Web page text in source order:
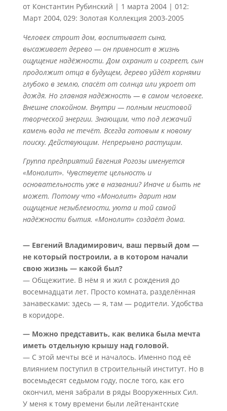
от Константин Рубинский | 1 марта 2004| 012:
Март 2004, 029: Золотая Коллекция 2003-2005
Человек строит дом, воспитывает сына,
высаживает дерево — он привносит в жизнь
ощущение надёжности. Дом охранит и согреет, сын
продолжит отца в будущем, дерево уйдёт корнями
глубоко в землю, спасёт от солнца или укроет от
дождя. Но главная надёжность — в самом человеке.
Внешне спокойном. Внутри — полным неистовой
творческой энергии. Знающим, что под лежачий
камень вода не течёт. Всегда готовым к новому
поиску. Действующим. Непрерывно растущим.
Группа предприятий Евгения Рогозы именуется
«Монолит». Чувствуете цельность и
основательность уже в названии? Иначе и быть не
может. Потому что «Монолит» дарит нам
ощущение незыблемости, уюта и той самой
надёжности бытия. «Монолит» создаёт дома.
— Евгений Владимирович, ваш первый дом —
не который построили, а в котором начали
свою жизнь — какой был?
— Общежитие. В нём я и жил с рождения до
восемнадцати лет. Просто комната, разделённая
занавесками: здесь — я, там — родители. Удобства
в коридоре.
— Можно представить, как велика была мечта
иметь отдельную крышу над головой.
— С этой мечты всё и началось. Именно под её
влиянием поступил в строительный институт. Но в
восемьдесят седьмом году, после того, как его
окончил, меня забрали в ряды Вооруженных Сил.
У меня к тому времени были лейтенантские